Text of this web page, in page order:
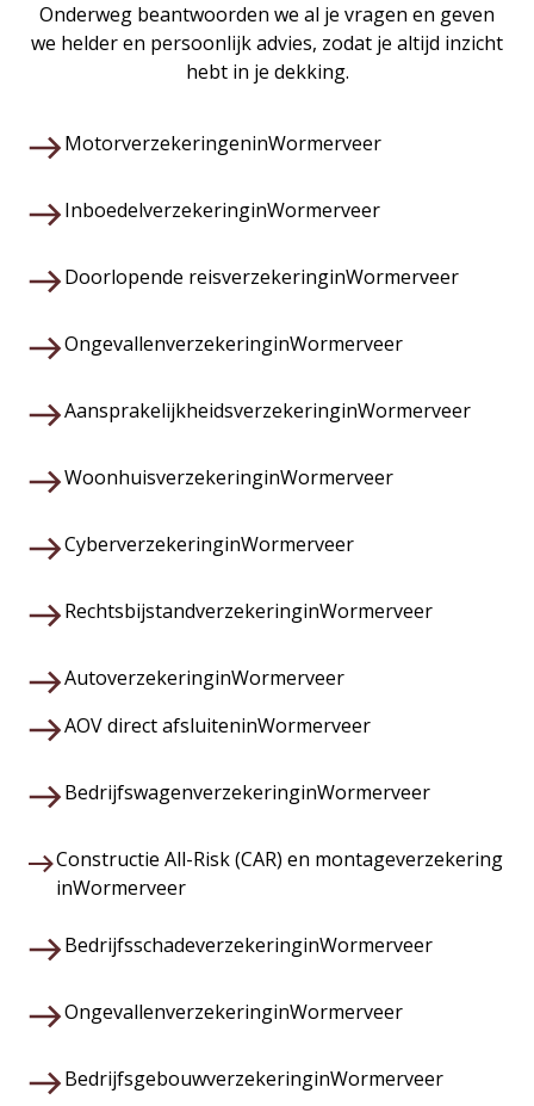
Onderweg beantwoorden we al je vragen en geven
we helder en persoonlijk advies, zodat je altijd inzicht
hebt in je dekking.
MotorverzekeringeninWormerveer
InboedelverzekeringinWormerveer
Doorlopende reisverzekeringinWormerveer
OngevallenverzekeringinWormerveer
AansprakelijkheidsverzekeringinWormerveer
WoonhuisverzekeringinWormerveer
CyberverzekeringinWormerveer
RechtsbijstandverzekeringinWormerveer
AutoverzekeringinWormerveer
AOV direct afsluiteninWormerveer
BedrijfswagenverzekeringinWormerveer
Constructie All-Risk (CAR) en montageverzekering
inWormerveer
BedrijfsschadeverzekeringinWormerveer
OngevallenverzekeringinWormerveer
BedrijfsgebouwverzekeringinWormerveer